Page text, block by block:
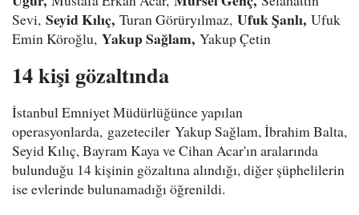
Sevi, Seyid Kılıç, Turan Görüryılmaz, Ufuk Şanlı, Ufuk
Emin Köroğlu, Yakup Sağlam, Yakup Çetin
14 kişi gözaltında
İstanbul Emniyet Müdürlüğünce yapılan
operasyonlarda, gazeteciler Yakup Sağlam, İbrahim Balta,
Seyid Kılıç, Bayram Kaya ve Cihan Acar'ın aralarında
bulunduğu 14 kişinin gözaltına alındığı, diğer şüphelilerin
ise evlerinde bulunamadığı öğrenildi.